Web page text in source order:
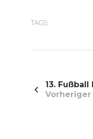
TAGS:
13.
Vorheriger